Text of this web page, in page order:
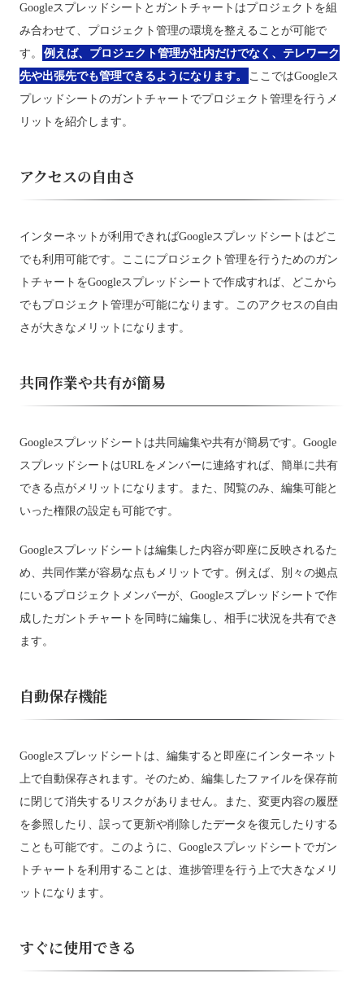
Googleスプレッドシートとガントチャートはプロジェクトを組
み合わせて、プロジェクト管理の環境を整えることが可能で
す。
例えば、プロジェクト管理が社内だけでなく、テレワーク
先や出張先でも管理できるようになります。
ここではGoogleス
プレッドシートのガントチャートでプロジェクト管理を行うメ
リットを紹介します。
アクセスの自由さ
インターネットが利用できればGoogleスプレッドシートはどこ
でも利用可能です。ここにプロジェクト管理を行うためのガン
トチャートをGoogleスプレッドシートで作成すれば、どこから
でもプロジェクト管理が可能になります。このアクセスの自由
さが大きなメリットになります。
共同作業や共有が簡易
Googleスプレッドシートは共同編集や共有が簡易です。Google
スプレッドシートはURLをメンバーに連絡すれば、簡単に共有
できる点がメリットになります。また、閲覧のみ、編集可能と
いった権限の設定も可能です。
Googleスプレッドシートは編集した内容が即座に反映されるた
め、共同作業が容易な点もメリットです。例えば、別々の拠点
にいるプロジェクトメンバーが、Googleスプレッドシートで作
成したガントチャートを同時に編集し、相手に状況を共有でき
ます。
自動保存機能
Googleスプレッドシートは、編集すると即座にインターネット
上で自動保存されます。そのため、編集したファイルを保存前
に閉じて消失するリスクがありません。また、変更内容の履歴
を参照したり、誤って更新や削除したデータを復元したりする
ことも可能です。このように、Googleスプレッドシートでガン
トチャートを利用することは、進捗管理を行う上で大きなメリ
ットになります。
すぐに使用できる